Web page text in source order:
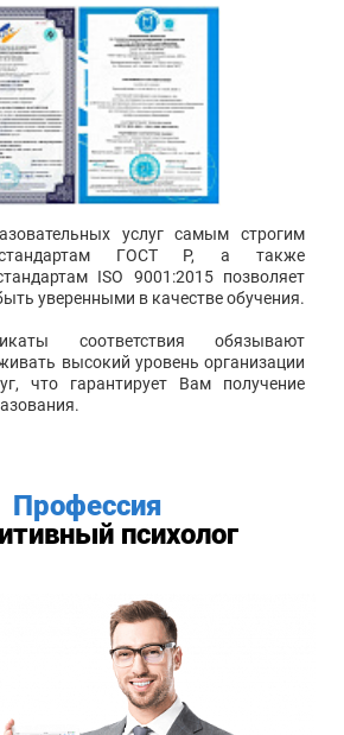
услуг самым строгим
стандартам ГОСТ Р, а также
ISO 9001:2015 позволяет
уверенными в качестве обучения.
соответствия обязывают
высокий уровень организации
что гарантирует Вам получение
Профессия
психолог